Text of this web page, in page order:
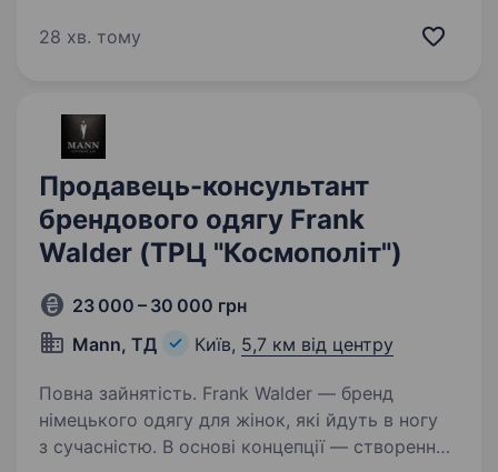
представляє компанія INTERTOP Ukraine.
28 хв. тому
Продавець-консультант
брендового одягу Frank
Walder (ТРЦ "Космополіт")
23 000 – 30 000 грн
Mann, ТД
Київ, 5,7 км від центру
Повна зайнятість. Frank Walder — бренд
німецького одягу для жінок, які йдуть в ногу
з сучасністю. В основі концепції — створення